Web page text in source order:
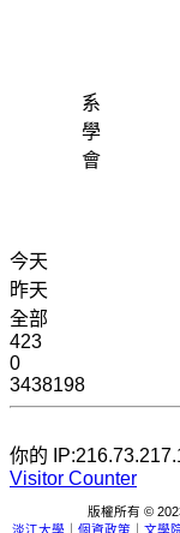
系
學
會
今天
昨天
全部
423
0
3438198
你的
Visitor Counter
版權所有 ©
淡江大學
個資政策｜ 文學